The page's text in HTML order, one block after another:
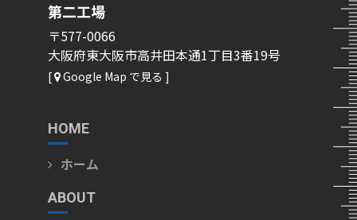
第二工場
〒577-0066
大阪府東大阪市高井田本通1丁目3番19号
[ Google Map で見る ]
HOME
ホーム
ABOUT